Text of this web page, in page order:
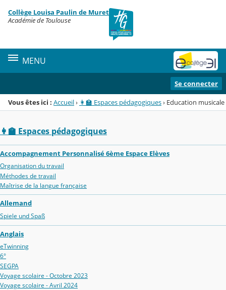
Menu de la rubrique
Contenu
Collège Louisa Paulin de Muret
Académie de Toulouse
MENU
Se connecter
Vous êtes ici : Accueil› 👩‍🏫 Espaces pédagogiques› Education musicale
👩‍🏫 Espaces pédagogiques
Accompagnement Personnalisé 6ème Espace Elèves
Organisation du travail
Méthodes de travail
Maîtrise de la langue française
Allemand
Spiele und Spaß
Anglais
eTwinning
6°
SEGPA
Voyage scolaire - Octobre 2023
Voyage scolaire - Avril 2024